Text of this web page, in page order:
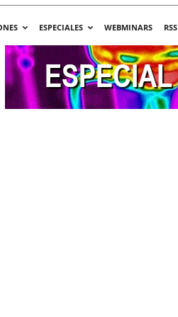
ESPECIALES WEBMINARS RSS